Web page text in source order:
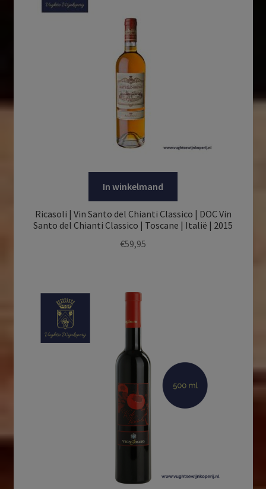
In winkelmand
Ricasoli | Vin Santo del Chianti Classico | DOC Vin
Santo del Chianti Classico | Toscane | Italië | 2015
€59,95